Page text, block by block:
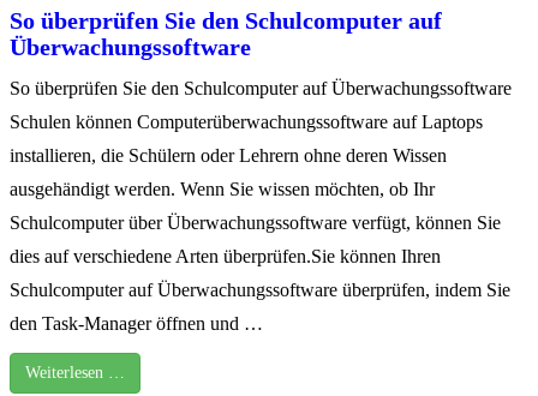
So überprüfen Sie den Schulcomputer auf
Überwachungssoftware
So überprüfen Sie den Schulcomputer auf Überwachungssoftware
Schulen können Computerüberwachungssoftware auf Laptops
installieren, die Schülern oder Lehrern ohne deren Wissen
ausgehändigt werden. Wenn Sie wissen möchten, ob Ihr
Schulcomputer über Überwachungssoftware verfügt, können Sie
dies auf verschiedene Arten überprüfen.Sie können Ihren
Schulcomputer auf Überwachungssoftware überprüfen, indem Sie
den Task-Manager öffnen und …
Weiterlesen …